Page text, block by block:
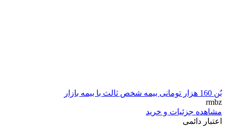
بُن 160 هزار تومانی بیمه شخص ثالث با بیمه بازار
rmbz
مشاهده جزئیات و خرید
اعتبار دائمی